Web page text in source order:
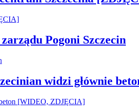
Pogoni Szczecin
widzi głównie